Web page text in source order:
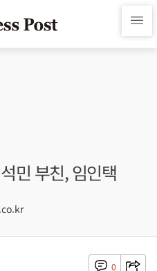
민 부친, 임인택
0